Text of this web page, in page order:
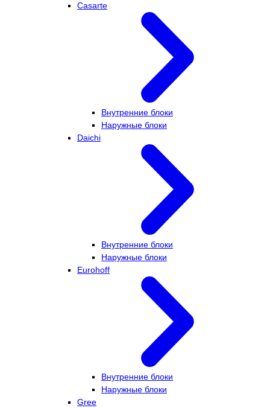
Casarte
Внутренние блоки
Наружные блоки
Daichi
Внутренние блоки
Наружные блоки
Eurohoff
Внутренние блоки
Наружные блоки
Gree